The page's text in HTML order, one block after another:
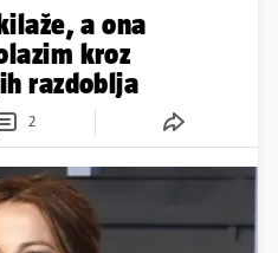
a ona
kroz
razdoblja
2